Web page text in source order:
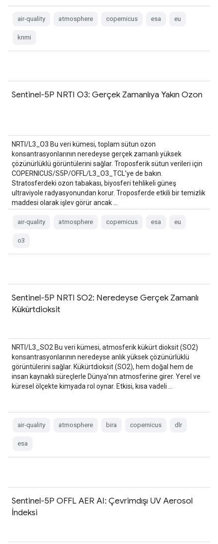
air-quality atmosphere copernicus esa eu
knmi
Sentinel-5P NRTI O3: Gerçek Zamanlıya Yakın Ozon
NRTI/L3_O3 Bu veri kümesi, toplam sütun ozon
konsantrasyonlarının neredeyse gerçek zamanlı yüksek
çözünürlüklü görüntülerini sağlar. Troposferik sütun verileri için
COPERNICUS/S5P/OFFL/L3_O3_TCL'ye de bakın.
Stratosferdeki ozon tabakası, biyosferi tehlikeli güneş
ultraviyole radyasyonundan korur. Troposferde etkili bir temizlik
maddesi olarak işlev görür ancak …
air-quality atmosphere copernicus esa eu
o3
Sentinel-5P NRTI SO2: Neredeyse Gerçek Zamanlı
Kükürtdioksit
NRTI/L3_SO2 Bu veri kümesi, atmosferik kükürt dioksit (SO2)
konsantrasyonlarının neredeyse anlık yüksek çözünürlüklü
görüntülerini sağlar. Kükürtdioksit (SO2), hem doğal hem de
insan kaynaklı süreçlerle Dünya'nın atmosferine girer. Yerel ve
küresel ölçekte kimyada rol oynar. Etkisi, kısa vadeli …
air-quality atmosphere bira copernicus dlr
esa
Sentinel-5P OFFL AER AI: Çevrimdışı UV Aerosol
İndeksi